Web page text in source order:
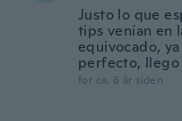
Justo lo que
tips venían en
equivocado,
perfecto, llego
for ca. 6 år siden